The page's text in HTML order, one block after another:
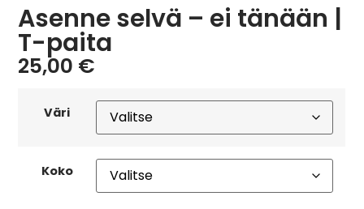
Asenne selvä – ei tänään |
T-paita
25,00 €
Väri
Koko